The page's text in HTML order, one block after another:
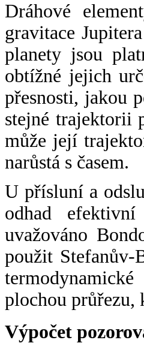
Dráhové
gravitace
planety jsou
obtížné jejich
přesnosti, jakou
stejné trajektorii
může její
narůstá s časem.
U přísluní a
odhad
uvažováno
použit Stefanův-
plochou průřezu,
Výpočet